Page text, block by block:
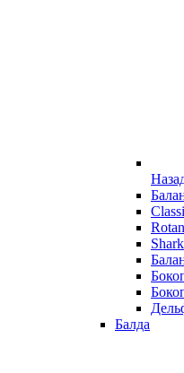
Rotan
Shark
Балда